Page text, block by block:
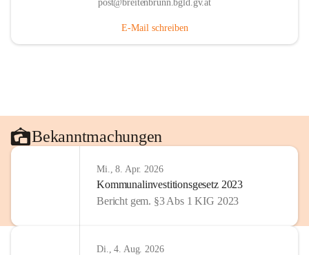
post@breitenbrunn.bgld.gv.at
E-Mail schreiben
Bekanntmachungen
Mi., 8. Apr. 2026
Kommunalinvestitionsgesetz 2023
Bericht gem. §3 Abs 1 KIG 2023
Di., 4. Aug. 2026